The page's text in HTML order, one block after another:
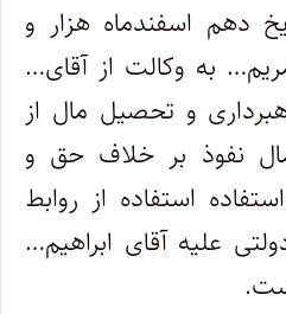
دهم اسفندماه هزار و
به وکالت از آقای…
و تحصیل مال از
نفوذ بر خلاف حق و
استفاده از روابط
علیه آقای ابراهیم…